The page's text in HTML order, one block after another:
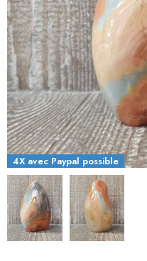
4X avec Paypal possible